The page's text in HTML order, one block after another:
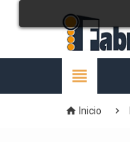

 Inicio 